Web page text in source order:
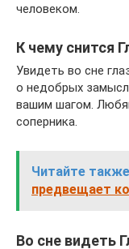
человеком.
К чему снится
Увидеть во сне
о недобрых
вашим шагом.
соперника.
Читайте
предвещает
Во сне видеть